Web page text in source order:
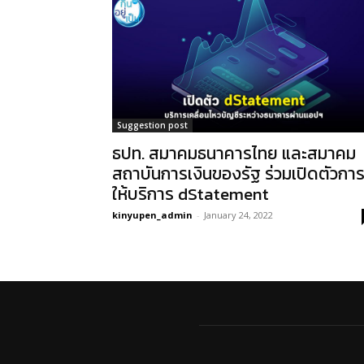
Suggestion post
ธปท. สมาคมธนาคารไทย และสมาคม
สถาบันการเงินของรัฐ ร่วมเปิดตัวการ
ให้บริการ dStatement
kinyupen_admin - January 24, 2022